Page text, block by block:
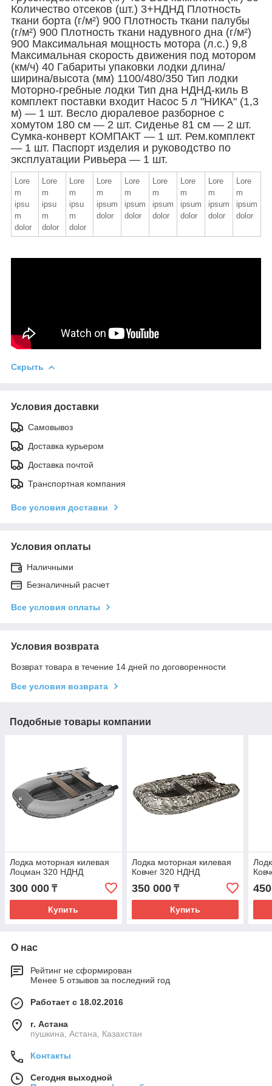
Количество отсеков (шт.) 3+НДНД Плотность
ткани борта (г/м²) 900 Плотность ткани палубы
(г/м²) 900 Плотность ткани надувного дна (г/м²)
900 Максимальная мощность мотора (л.с.) 9,8
Максимальная скорость движения под мотором
(км/ч) 40 Габариты упаковки лодки длина/
ширина/высота (мм) 1100/480/350 Тип лодки
Моторно-гребные лодки Тип дна НДНД-киль В
комплект поставки входит Насос 5 л "НИКА" (1,3
м) — 1 шт. Весло дюралевое разборное с
хомутом 180 см — 2 шт. Сиденье 81 см — 2 шт.
Сумка-конверт КОМПАКТ — 1 шт. Рем.комплект
— 1 шт. Паспорт изделия и руководство по
эксплуатации Ривьера — 1 шт.
Lore
m
ipsu
m
dolor
Lore
m
ipsu
m
dolor
Lore
m
ipsu
m
dolor
Lore
m
ipsum
dolor
Lore
m
ipsum
dolor
Lore
m
ipsum
dolor
Lore
m
ipsum
dolor
Lore
m
ipsum
dolor
Lore
m
ipsum
dolor
Скрыть
Условия доставки
Самовывоз
Доставка курьером
Доставка почтой
Транспортная компания
Все условия доставки
Условия оплаты
Наличными
Безналичный расчет
Все условия оплаты
Условия возврата
Возврат товара в течение 14 дней по договоренности
Все условия возврата
Подобные товары компании
Лодка моторная килевая
Лоцман 320 НДНД
300 000 ₸
Купить
Лодка моторная килевая
Ковчег 320 НДНД
350 000₸
Купить
О нас
Рейтинг не сформирован
Менее 5 отзывов за последний год
Работает с 18.02.2016
г. Астана
пушкина, Астана, Казахстан
Контакты
Сегодня выходной